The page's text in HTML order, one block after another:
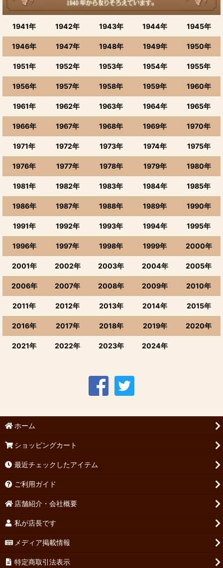
1941年 1942年 1943年 1944年 1945年
1946年 1947年 1948年 1949年 1950年
1951年 1952年 1953年 1954年 1955年
1956年 1957年 1958年 1959年 1960年
1961年 1962年 1963年 1964年 1965年
1966年 1967年 1968年 1969年 1970年
1971年 1972年 1973年 1974年 1975年
1976年 1977年 1978年 1979年 1980年
1981年 1982年 1983年 1984年 1985年
1986年 1987年 1988年 1989年 1990年
1991年 1992年 1993年 1994年 1995年
1996年 1997年 1998年 1999年 2000年
2001年 2002年 2003年 2004年 2005年
2006年 2007年 2008年 2009年 2010年
2011年 2012年 2013年 2014年 2015年
2016年 2017年 2018年 2019年 2020年
2021年 2022年 2023年 2024年
ホーム
ショッピングカート
最近チェックしたアイテム
ご利用ガイド
店舗紹介・会社概要
私が店長です
メディア掲載情報
特定商取引法表示